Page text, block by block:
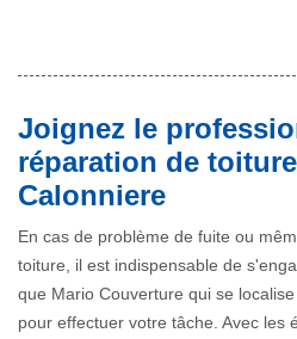
Joignez le
réparation de
Calonniere
En cas de problème de fuite ou
toiture, il est indispensable de
que Mario Couverture qui se
pour effectuer votre tâche. Avec les